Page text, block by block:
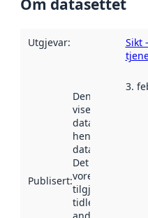
Om datasettet
Utgjevar:
Sikt
Publisert:
Denne datoen
viser når
datasettet vart
henta inn av
data.norge.no.
Det kan ha
vore
tilgjengeleg
tidlegare
3.